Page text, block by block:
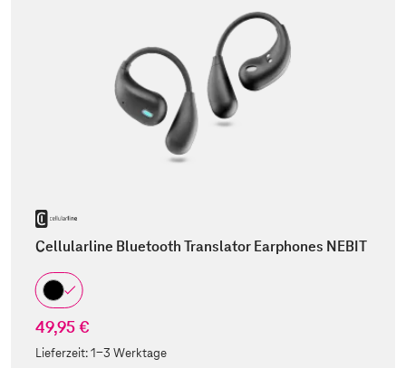
Cellularline Bluetooth Translator Earphones NEBIT
49,95 €
Lieferzeit:1-3 Werktage